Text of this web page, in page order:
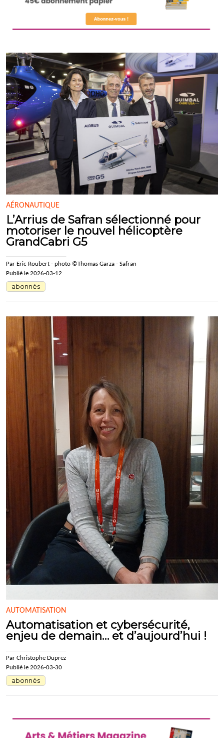
AÉRONAUTIQUE
L’Arrius de Safran sélectionné pour
motoriser le nouvel hélicoptère
GrandCabri G5
Par Eric Roubert - photo ©Thomas Garza - Safran
Publié le 2026-03-12
abonnés
AUTOMATISATION
Automatisation et cybersécurité,
enjeu de demain… et d’aujourd’hui !
Par Christophe Duprez
Publié le 2026-03-30
abonnés